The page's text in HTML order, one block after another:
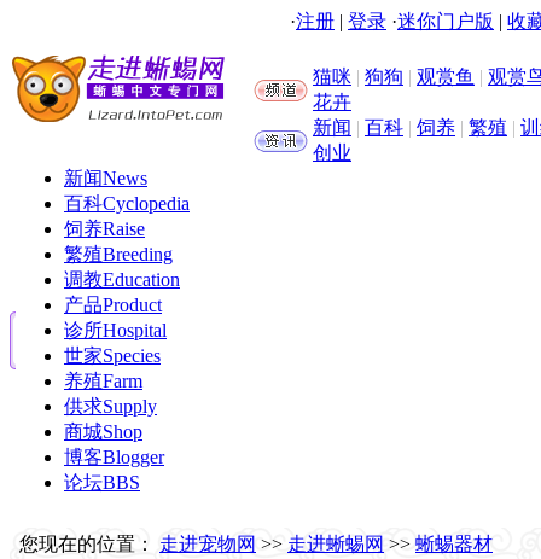
·注册 | 登录 ·迷你门户版 | 收
猫咪 | 狗狗 | 观赏鱼 | 观赏
花卉
新闻 | 百科 | 饲养 | 繁殖 |
创业
新闻News
百科Cyclopedia
饲养Raise
繁殖Breeding
调教Education
产品Product
诊所Hospital
世家Species
养殖Farm
供求Supply
商城Shop
博客Blogger
论坛BBS
您现在的位置： 走进宠物网 >> 走进蜥蜴网 >> 蜥蜴器材